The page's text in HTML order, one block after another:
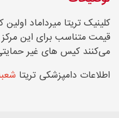
کلینیک تریتا میرداماد
قیمت متناسب برای این
می‌کنند کیس های غیر حمایتی هم شامل
اطلاعات دامپزشکی تریتا